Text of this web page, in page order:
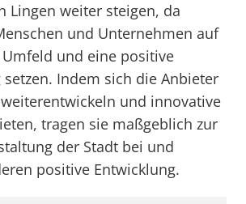
Lingen weiter steigen, da
und Unternehmen auf
und eine positive
Indem sich die Anbieter
und innovative
tragen sie maßgeblich zur
der Stadt bei und
positive Entwicklung.